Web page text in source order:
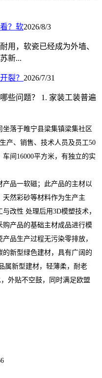
？软2026/8/3
用，软瓷已经成为外墙、
新...
裂？ 2026/7/31
些问题？ 1. 家装工装普遍
落于睢宁县梁集镇梁集社区
产、销售、技术人员及员工50
间16000平方米，有独立的实
品一软磁；此产品的主材以
然彩砂等材料作为生产主
改性 处理后用3D模塑技术，
产品的基础主材成品进行模
品生产过程无污染零排放，
新型绿色建材，具有广阔的
属新型建材，轻薄柔，耐老
外贴不空鼓，同时满足欧盟